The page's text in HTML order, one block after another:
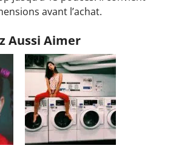
avant l’achat.
Aussi Aimer